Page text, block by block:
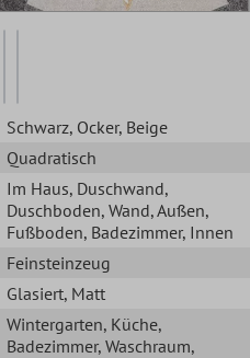
Schwarz, Ocker, Beige
Quadratisch
Im Haus, Duschwand,
Duschboden, Wand, Außen,
Fußboden, Badezimmer, Innen
Feinsteinzeug
Glasiert, Matt
Wintergarten, Küche,
Badezimmer, Waschraum,